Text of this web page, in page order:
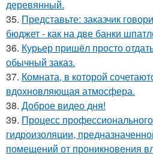
деревянный.
35. Представьте: заказчик
бюджет - как на две банки
36. Курьер пришёл просто
обычный заказ.
37. Комната, в которой
вдохновляющая атмосфера.
38. Доброе видео дня!
39. Процесс
гидроизоляции,
помещений от проникновения